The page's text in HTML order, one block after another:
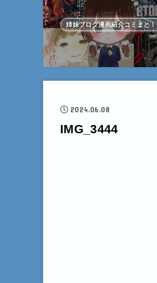
姉妹ブログ漫画紹介コミまと！
2024.06.08
IMG_3444